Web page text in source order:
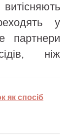
у
партнери
ніж
як спосіб